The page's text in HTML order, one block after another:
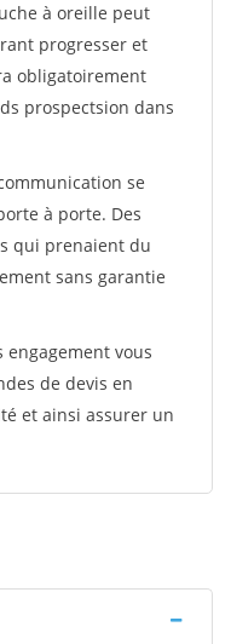
à oreille peut
progresser et
obligatoirement
prospectsion dans
se
à porte. Des
qui prenaient du
sans garantie
vous
de devis en
et ainsi assurer un